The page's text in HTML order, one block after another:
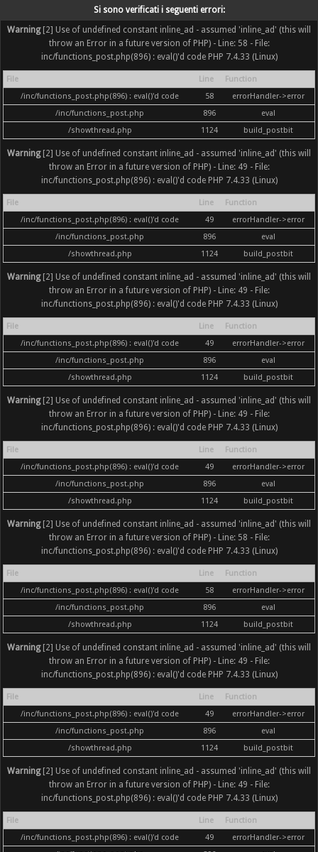
Si sono verificati i seguenti errori:
Warning[2] Use of undefined constant inline_ad - assumed 'inline_ad' (this will
throw an Error in a future version of PHP) - Line: 58 - File:
inc/functions_post.php(896) : eval()'d code PHP 7.4.33 (Linux)
File Line
Function
/inc/functions_post.php(896) : eval()'d code
58
errorHandler->error
/inc/functions_post.php
896
eval
/showthread.php
1124 build_postbit
Warning[2] Use of undefined constant inline_ad - assumed 'inline_ad' (this will
throw an Error in a future version of PHP) - Line: 49 - File:
inc/functions_post.php(896) : eval()'d code PHP 7.4.33 (Linux)
File Line
Function
/inc/functions_post.php(896) : eval()'d code
49
errorHandler->error
/inc/functions_post.php
896
eval
/showthread.php
1124 build_postbit
Warning[2] Use of undefined constant inline_ad - assumed 'inline_ad' (this will
throw an Error in a future version of PHP) - Line: 49 - File:
inc/functions_post.php(896) : eval()'d code PHP 7.4.33 (Linux)
File Line
Function
/inc/functions_post.php(896) : eval()'d code
49
errorHandler->error
/inc/functions_post.php
896
eval
/showthread.php
1124 build_postbit
Warning[2] Use of undefined constant inline_ad - assumed 'inline_ad' (this will
throw an Error in a future version of PHP) - Line: 49 - File:
inc/functions_post.php(896) : eval()'d code PHP 7.4.33 (Linux)
File Line
Function
/inc/functions_post.php(896) : eval()'d code
49
errorHandler->error
/inc/functions_post.php
896
eval
/showthread.php
1124 build_postbit
Warning[2] Use of undefined constant inline_ad - assumed 'inline_ad' (this will
throw an Error in a future version of PHP) - Line: 58 - File:
inc/functions_post.php(896) : eval()'d code PHP 7.4.33 (Linux)
File Line
Function
/inc/functions_post.php(896) : eval()'d code
58
errorHandler->error
/inc/functions_post.php
896
eval
/showthread.php
1124 build_postbit
Warning[2] Use of undefined constant inline_ad - assumed 'inline_ad' (this will
throw an Error in a future version of PHP) - Line: 49 - File:
inc/functions_post.php(896) : eval()'d code PHP 7.4.33 (Linux)
File Line
Function
/inc/functions_post.php(896) : eval()'d code
49
errorHandler->error
/inc/functions_post.php
896
eval
/showthread.php
1124 build_postbit
Warning[2] Use of undefined constant inline_ad - assumed 'inline_ad' (this will
throw an Error in a future version of PHP) - Line: 49 - File:
inc/functions_post.php(896) : eval()'d code PHP 7.4.33 (Linux)
File Line
Function
/inc/functions_post.php(896) : eval()'d code
49
errorHandler->error